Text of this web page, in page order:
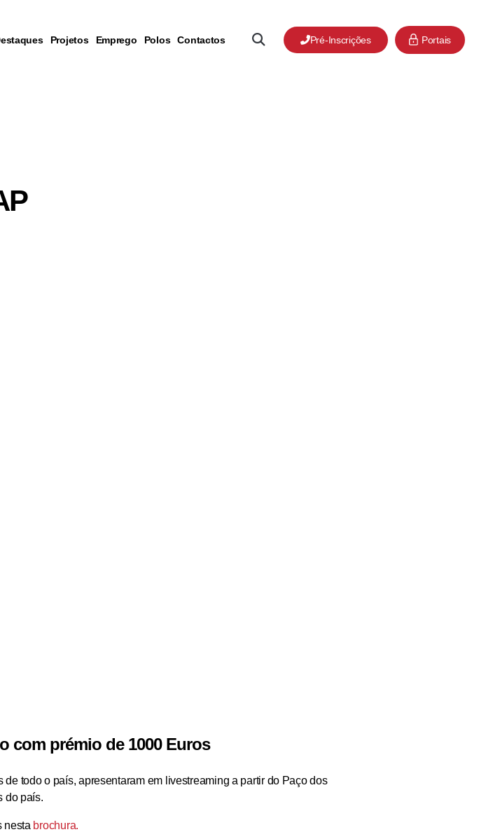
Projetos Emprego Polos Contactos Pré-Inscrições Portais
com prémio de 1000 Euros
todo o país, apresentaram em livestreaming a partir do Paço dos
do país.
nesta brochura.